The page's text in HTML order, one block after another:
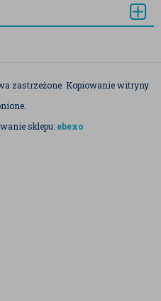
zastrzeżone. Kopiowanie witryny
sklepu: ebexo